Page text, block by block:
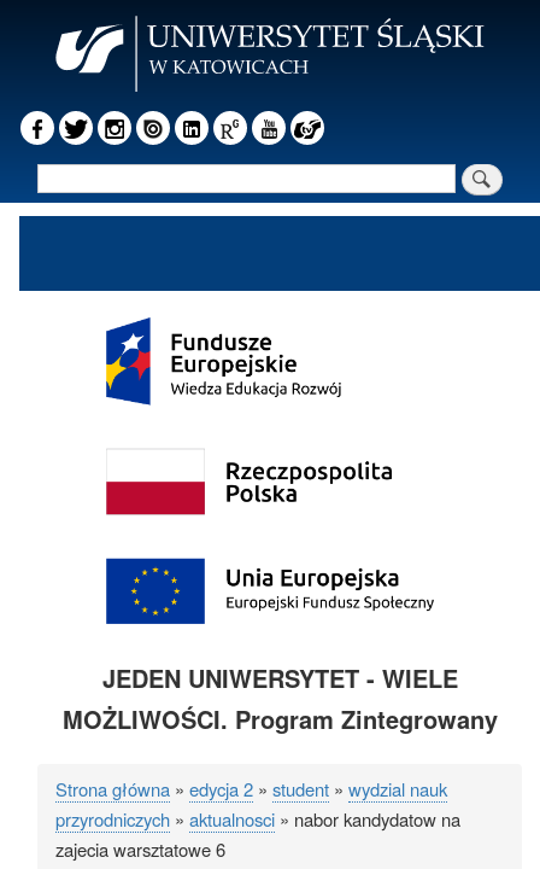
JEDEN UNIWERSYTET - WIELE
MOŻLIWOŚCI. Program Zintegrowany
Ścieżka
nawigacyjna
Strona główna edycja 2 student
wydzial nauk
przyrodniczych
aktualnosci
nabor kandydatow na
zajecia warsztatowe 6